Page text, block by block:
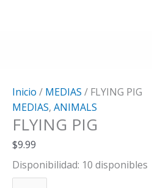
Inicio / MEDIAS / FLYING PIG
MEDIAS, ANIMALS
FLYING PIG
$9.99
Disponibilidad: 10 disponibles